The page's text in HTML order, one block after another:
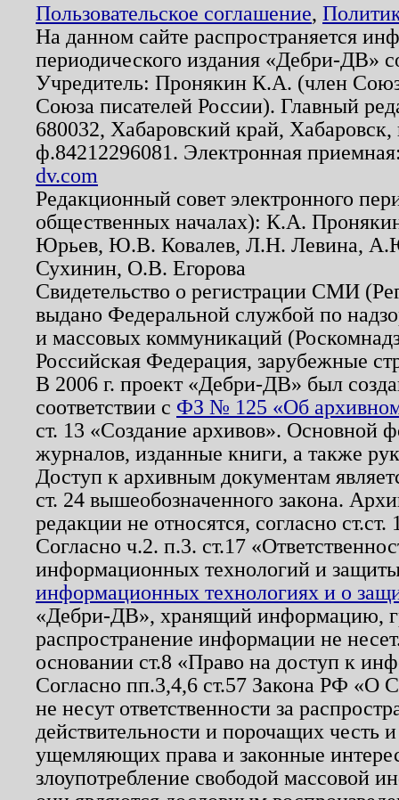
Пользовательское соглашение,
На данном сайте распространяется
периодического издания «Дебри-ДВ»
Учредитель: Пронякин К.А. (член
Союза писателей России). Главный
680032, Хабаровский край,
ф.84212296081. Электронная
dv.com
Редакционный совет электронного
общественных началах): К.А.
Юрьев, Ю.В. Ковалев, Л.Н. Левина,
Сухинин, О.В. Егорова
Свидетельство о регистрации СМИ
выдано Федеральной службой по
и массовых коммуникаций
Российская Федерация, зарубежные
В 2006 г. проект «Дебри-ДВ» был
соответствии с ФЗ № 125 «Об
ст. 13 «Создание архивов». Основной
журналов, изданные книги, а также
Доступ к архивным документам
ст. 24 вышеобозначенного закона.
редакции не относятся, согласно
Согласно ч.2. п.3. ст.17
информационных технологий и
информационных технологиях и о
«Дебри-ДВ», хранящий информацию,
распространение информации не
основании ст.8 «Право на доступ к
Согласно пп.3,4,6 ст.57 Закона РФ «О
не несут ответственности за
действительности и порочащих честь
ущемляющих права и законные
злоупотребление свободой массовой